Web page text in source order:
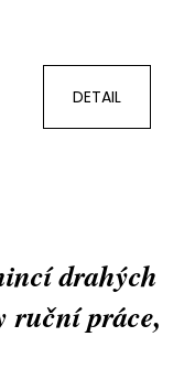
DETAIL
drahých
ruční práce,